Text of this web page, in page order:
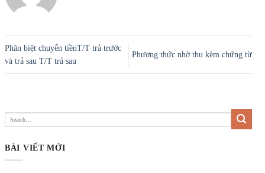
Phân biệt chuyển tiềnT/T trả trước
và trả sau T/T trả sau
Phương thức nhờ thu kèm chứng từ
BÀI VIẾT MỚI